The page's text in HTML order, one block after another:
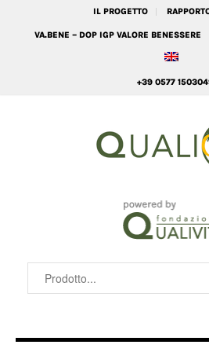
IL PROGETTO
VA.BENE – DOP IGP VALORE BENESSERE
+39 0577